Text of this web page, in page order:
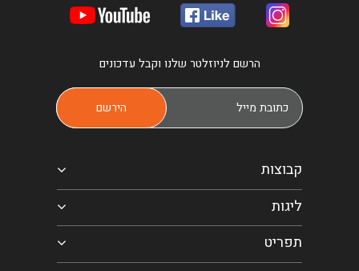
הרשם לניוזלטר שלנו וקבל עדכונים
קבוצות
ליגות
תפריט